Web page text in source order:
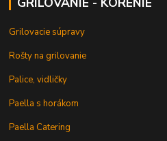
Grilovacie súpravy
Rošty na grilovanie
Palice, vidličky
Paella s horákom
Paella Catering